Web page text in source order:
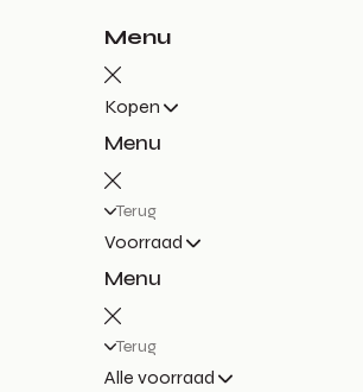
Menu
Kopen
Menu
Terug
Voorraad
Menu
Terug
Alle voorraad